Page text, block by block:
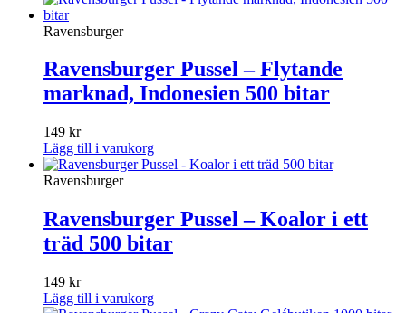
Ravensburger
Ravensburger Pussel – Flytande
marknad, Indonesien 500 bitar
149 kr
Lägg till i varukorg
Ravensburger
Ravensburger Pussel – Koalor i ett
träd 500 bitar
149 kr
Lägg till i varukorg